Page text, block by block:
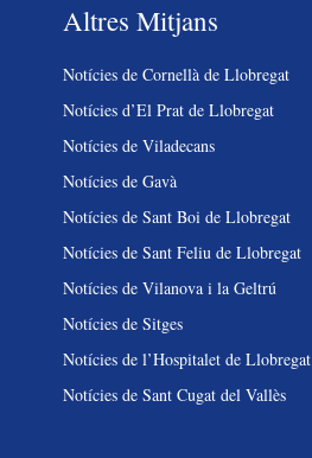
Altres Mitjans
Notícies de Cornellà de Llobregat
Notícies d’El Prat de Llobregat
Notícies de Viladecans
Notícies de Gavà
Notícies de Sant Boi de Llobregat
Notícies de Sant Feliu de Llobregat
Notícies de Vilanova i la Geltrú
Notícies de Sitges
Notícies de l’Hospitalet de Llobregat
Notícies de Sant Cugat del Vallès